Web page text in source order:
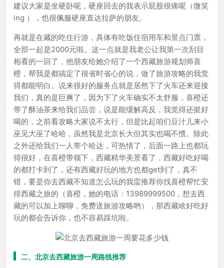
建议大家是坐硬卧呢，硬座回去的我表示屁股很痛呢（微笑
ing ），也很佩服硬座直达拉萨的朋友。
再就是在藏的吃住行游，具体有吃饭住宿用车和景点门票，
全部一起是2000元啦。这一点就是我老公让我第一次刮目
相看的一回了，他朋友给她介绍了一个西藏旅游规划师喜
橙，帮我是都搞定了很省时省心的说，做了旅游攻略的我觉
得都能明白。说来很好的服务点就是居然下了火车还来迎接
我们，真的是巨爽了，因为下了火车确实不太舒服，喜橙还
带了酥油茶来给我们品尝，说是能缓解高反，我觉得还挺好
喝的，之前看攻略大家说不太行，但是比起咱们豆汁儿来小
巫见大巫了哈哈，虽然我是北京长大但其实也喝不惯。除此
之外还给我们一人带个哈达，可热情了，后面一路上也都玩
得很好，在喜橙带领下，西藏精华美景看了，西藏好吃好喝
的都打卡到了，还有西藏好玩的地方也都get到了，真不
错，要是你去西藏不知道怎么玩的我蛮推荐你找喜橙帮忙安
排西藏之旅的（喜橙，她的电话：13989999500，想去西
藏的可以加上聊聊，免费送旅游攻略哟），那西藏啥好吃好
玩的都会告诉你，也不容易踩坑啦。
二、北京去西藏旅游一周路线推荐